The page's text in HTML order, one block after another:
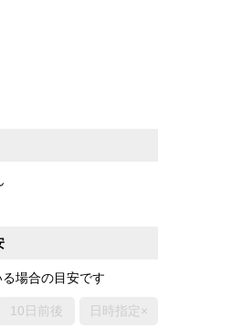
場合の目安です
10日前後 日時指定×